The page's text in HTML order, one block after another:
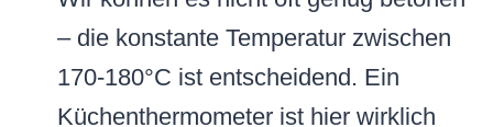
– die konstante Temperatur zwischen
170-180°C ist entscheidend. Ein
Küchenthermometer ist hier wirklich